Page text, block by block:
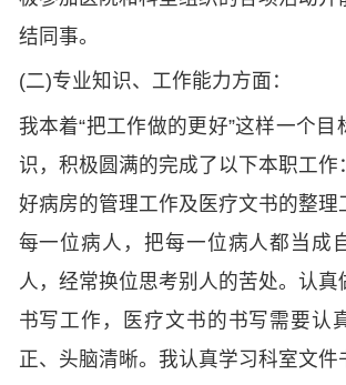
结同事。
(二)专业知识、工作能力方面：
我本着“把工作做的更好”这样一个目
识，积极圆满的完成了以下本职工作
好病房的管理工作及医疗文书的整理
每一位病人，把每一位病人都当成
人，经常换位思考别人的苦处。认真
书写工作，医疗文书的书写需要认
正、头脑清晰。我认真学习科室文件